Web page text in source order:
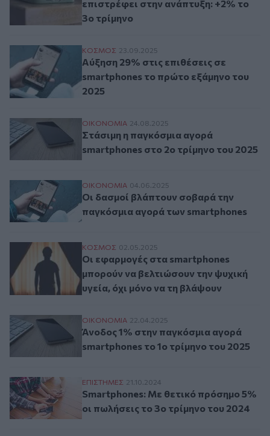
επιστρέφει στην ανάπτυξη: +2% το
3ο τρίμηνο
Αύξηση 29% στις επιθέσεις σε
ΚΟΣΜΟΣ 23.09.2025
Αύξηση 29% στις επιθέσεις σε
smartphones το πρώτο εξάμηνο του
2025
Στάσιμη η παγκόσμια αγορά smartphones
ΟΙΚΟΝΟΜΙΑ 24.08.2025
Στάσιμη η παγκόσμια αγορά
smartphones στο 2ο τρίμηνο του 2025
Οι δασμοί βλάπτουν σοβαρά την
ΟΙΚΟΝΟΜΙΑ 04.06.2025
Οι δασμοί βλάπτουν σοβαρά την
παγκόσμια αγορά των smartphones
Οι εφαρμογές στα smartphones μπορούν
ΚΟΣΜΟΣ 02.05.2025
Οι εφαρμογές στα smartphones
μπορούν να βελτιώσουν την ψυχική
υγεία, όχι μόνο να τη βλάψουν
Άνοδος 1% στην παγκόσμια αγορά
ΟΙΚΟΝΟΜΙΑ 22.04.2025
Άνοδος 1% στην παγκόσμια αγορά
smartphones το 1ο τρίμηνο του 2025
Smartphones: Με θετικό πρόσημο 5% οι
ΕΠΙΣΤΗΜΕΣ 21.10.2024
Smartphones: Με θετικό πρόσημο 5%
οι πωλήσεις το 3ο τρίμηνο του 2024